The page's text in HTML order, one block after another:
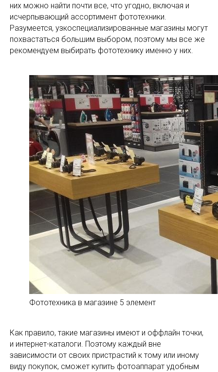
них можно найти почти все, что угодно, включая и
исчерпывающий ассортимент фототехники.
Разумеется, узкоспециализированные магазины могут
похвастаться большим выбором, поэтому мы все же
рекомендуем выбирать фототехнику именно у них.
Фототехника в магазине 5 элемент
Как правило, такие магазины имеют и оффлайн точки,
и интернет-каталоги. Поэтому каждый вне
зависимости от своих пристрастий к тому или иному
виду покупок, сможет купить фотоаппарат удобным